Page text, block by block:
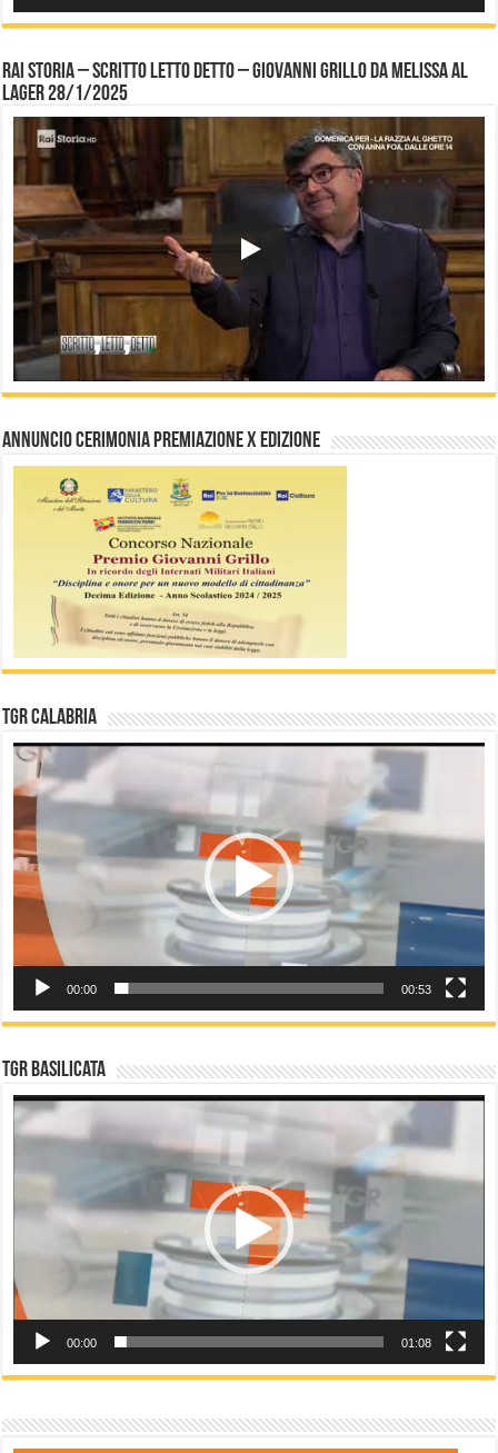
Rai Storia – Scritto letto detto – Giovanni Grillo da Melissa al
Lager 28/1/2025
Annuncio Cerimonia Premiazione X Edizione
TGR Calabria
Video
Player
00:00 00:53
TGR Basilicata
Video
Player
00:00 01:08